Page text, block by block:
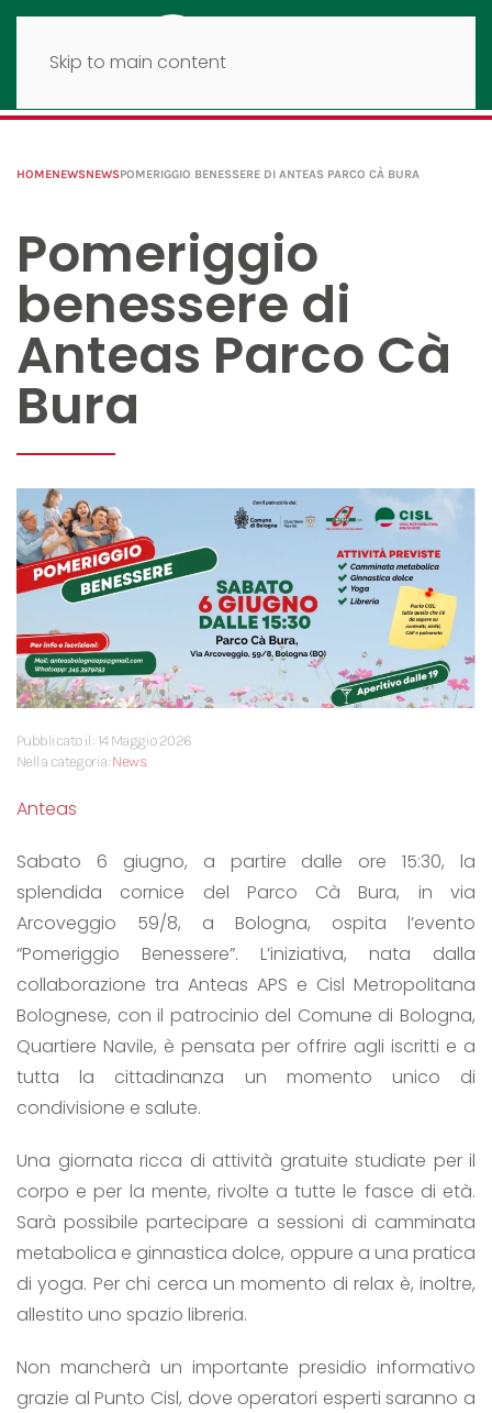
Skip to main content
HOMENEWSNEWSPOMERIGGIO BENESSERE DI ANTEAS PARCO CÀ BURA
Pomeriggio
benessere di
Anteas Parco Cà
Bura
Pubblicato il: 14 Maggio 2026
Nella categoria:News
Anteas
Sabato 6 giugno, a partire dalle ore 15:30, la
splendida cornice del Parco Cà Bura, in via
Arcoveggio 59/8, a Bologna, ospita l’evento
“Pomeriggio Benessere”. L’iniziativa, nata dalla
collaborazione tra Anteas APS e Cisl Metropolitana
Bolognese, con il patrocinio del Comune di Bologna,
Quartiere Navile, è pensata per offrire agli iscritti e a
tutta la cittadinanza un momento unico di
condivisione e salute.
Una giornata ricca di attività gratuite studiate per il
corpo e per la mente, rivolte a tutte le fasce di età.
Sarà possibile partecipare a sessioni di camminata
metabolica e ginnastica dolce, oppure a una pratica
di yoga. Per chi cerca un momento di relax è, inoltre,
allestito uno spazio libreria.
Non mancherà un importante presidio informativo
grazie al Punto Cisl, dove operatori esperti saranno a